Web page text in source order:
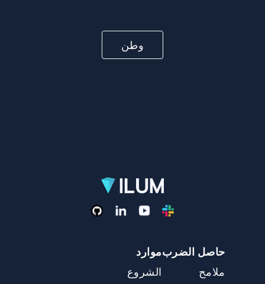
وطن
حاصل الضرب
ملامح
موارد
الشروع